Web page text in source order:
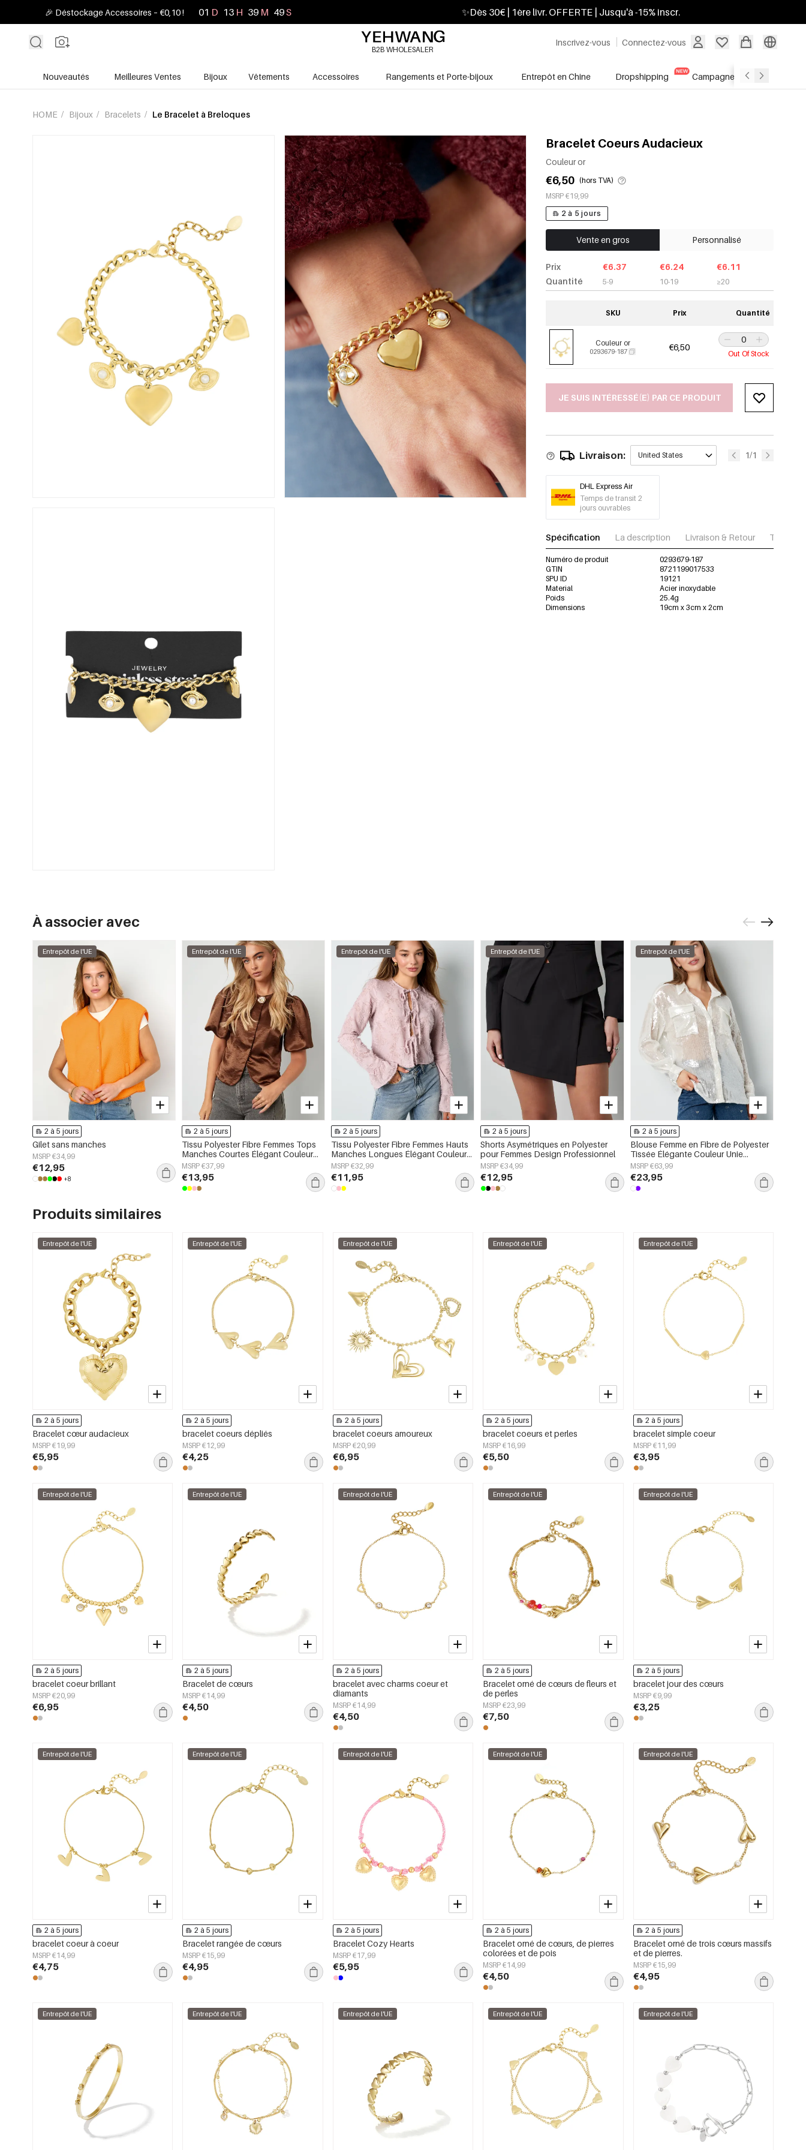
🎉 Déstockage Accessoires – €0,10 ! 01 D 13 H 39 M 48S ✨Dès 30€ | 1ère livr. OFFERTE | Jusqu'à -15% inscr.
Inscrivez-vous Connectez-vous
B2B WHOLESALER
Nouveautés Meilleures Ventes Bijoux Vêtements Accessoires Rangements et Porte-bijoux Entrepôt en Chine Dropshipping Campagnes Soldes
HOME / Bijoux / Bracelets / Le Bracelet à Breloques
Bracelet Coeurs Audacieux
Couleur or
€6,50 (hors TVA)
MSRP €19,99
2 à 5 jours
Vente en gros Personnalisé
Prix
Quantité
€6.37
5-9
€6.24
10-19
€6.11
≥20
SKU Prix Quantité
Couleur or
0293679-187 €6,50
Out Of Stock
JE SUIS INTÉRESSÉ(E) PAR CE PRODUIT
Livraison: United States 1/1
DHL Express Air
Temps de transit 2
jours ouvrables
Spécification La description Livraison & Retour
Numéro de produit
0293679-187
GTIN
8721199017533
SPU ID
19121
Material
Acier inoxydable
Poids
25.4g
Dimensions
19cm x 3cm x 2cm
À associer avec
Entrepôt de l'UE
2 à 5 jours
Gilet sans manches
MSRP €34,99
€12,95
+8
Entrepôt de l'UE
2 à 5 jours
Tissu Polyester Fibre Femmes Tops
Manches Courtes Élégant Couleur
Unie
MSRP €37,99
€13,95
Entrepôt de l'UE
2 à 5 jours
Tissu Polyester Fibre Femmes Hauts
Manches Longues Élégant Couleur
Unie Printemps/Été
MSRP €32,99
€11,95
Entrepôt de l'UE
2 à 5 jours
Shorts Asymétriques en Polyester
pour Femmes Design Professionnel
MSRP €34,99
€12,95
Entrepôt de l'UE
2 à 5 jours
Blouse Femme en Fibre de Polyester
Tissée Élégante Couleur Unie
Printemps/Été
MSRP €63,99
€23,95
Produits similaires
Entrepôt de l'UE
2 à 5 jours
Bracelet cœur audacieux
MSRP €19,99
€5,95
Entrepôt de l'UE
2 à 5 jours
bracelet coeurs dépliés
MSRP €12,99
€4,25
Entrepôt de l'UE
2 à 5 jours
bracelet coeurs amoureux
MSRP €20,99
€6,95
Entrepôt de l'UE
2 à 5 jours
bracelet coeurs et perles
MSRP €16,99
€5,50
Entrepôt de l'UE
2 à 5 jours
bracelet simple coeur
MSRP €11,99
€3,95
Entrepôt de l'UE
2 à 5 jours
bracelet coeur brillant
MSRP €20,99
€6,95
Entrepôt de l'UE
2 à 5 jours
Bracelet de cœurs
MSRP €14,99
€4,50
Entrepôt de l'UE
2 à 5 jours
bracelet avec charms coeur et
diamants
MSRP €14,99
€4,50
Entrepôt de l'UE
2 à 5 jours
Bracelet orné de cœurs de fleurs et
de perles
MSRP €23,99
€7,50
Entrepôt de l'UE
2 à 5 jours
bracelet jour des cœurs
MSRP €9,99
€3,25
Entrepôt de l'UE
2 à 5 jours
bracelet coeur à coeur
MSRP €14,99
€4,75
Entrepôt de l'UE
2 à 5 jours
Bracelet rangée de cœurs
MSRP €15,99
€4,95
Entrepôt de l'UE
2 à 5 jours
Bracelet Cozy Hearts
MSRP €17,99
€5,95
Entrepôt de l'UE
2 à 5 jours
Bracelet orné de cœurs, de pierres
colorées et de pois
MSRP €14,99
€4,50
Entrepôt de l'UE
2 à 5 jours
Bracelet orné de trois cœurs massifs
et de pierres.
MSRP €15,99
€4,95
Entrepôt de l'UE Entrepôt de l'UE Entrepôt de l'UE Entrepôt de l'UE Entrepôt de l'UE